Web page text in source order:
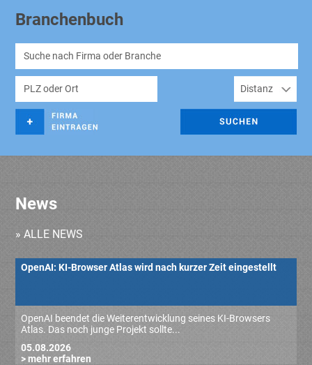
Branchenbuch
News
» ALLE NEWS
OpenAI: KI-Browser Atlas wird nach kurzer Zeit eingestellt
OpenAI beendet die Weiterentwicklung seines KI-Browsers
Atlas. Das noch junge Projekt sollte...
05.08.2026
> mehr erfahren